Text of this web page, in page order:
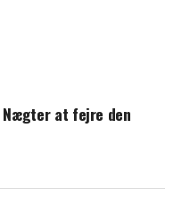
Nu sætter han
at fejre den